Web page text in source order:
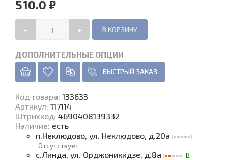
510.0 ₽
- +
ДОПОЛНИТЕЛЬНЫЕ ОПЦИИ
БЫСТРЫЙ ЗАКАЗ
Код товара: 133633
Артикул: 117114
Штрихкод: 4690408139332
Наличие: есть
п.Неклюдово, ул. Неклюдово, д.20а
Отсутствует
с.Линда, ул. Орджоникидзе, д.8а
В